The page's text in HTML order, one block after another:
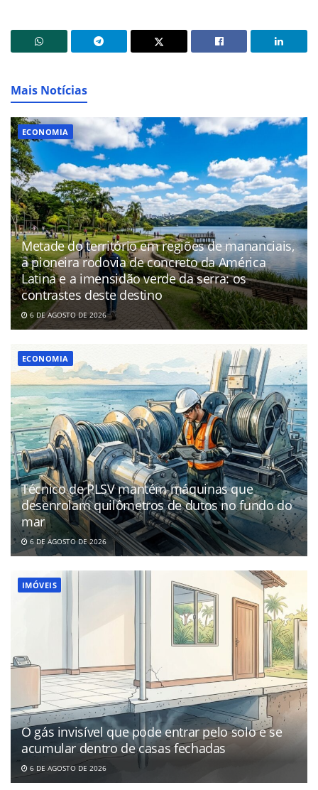
Mais Notícias
ECONOMIA
Metade do território em regiões de mananciais,
a pioneira rodovia de concreto da América
Latina e a imensidão verde da serra: os
contrastes deste destino
6 DE AGOSTO DE 2026
ECONOMIA
Técnico de PLSV mantém máquinas que
desenrolam quilômetros de dutos no fundo do
mar
6 DE AGOSTO DE 2026
IMÓVEIS
O gás invisível que pode entrar pelo solo e se
acumular dentro de casas fechadas
6 DE AGOSTO DE 2026